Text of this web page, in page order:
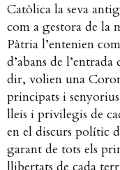
Catòlica la seva
com a gestora de la
Pàtria l’entenien
d’abans de
dir, volien una
principats i
lleis i privilegis de
en el discurs polític
garant de tots els